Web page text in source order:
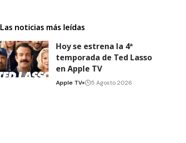
Las noticias más leídas
Hoy se estrena la 4ª
temporada de Ted Lasso
en Apple TV
Apple TV+ 5 Agosto 2026